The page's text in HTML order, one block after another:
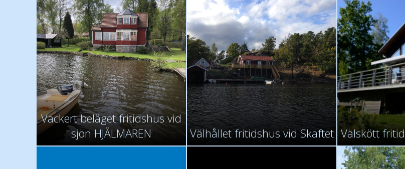
Vackert beläget fritidshus vid
sjön HJÄLMAREN
Välhållet fritidshus vid Skaftet Välskött